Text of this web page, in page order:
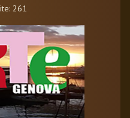
261